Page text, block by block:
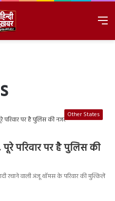
Other States
परिवार पर है पुलिस की
रचाने वाली अंजू थॉमस के परिवार की मुश्किलें